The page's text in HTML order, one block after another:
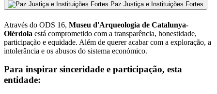
Paz Justiça e Instituições Fortes
Através do ODS 16, Museu d'Arqueologia de Catalunya-
Olèrdola está comprometido com a transparência, honestidade,
participação e equidade. Além de querer acabar com a exploração, a
intolerância e os abusos do sistema económico.
Para inspirar sinceridade e participação, esta
entidade: